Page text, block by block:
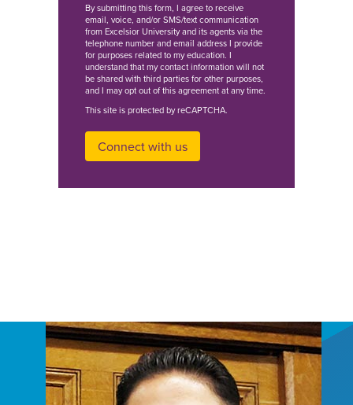
Bysubmitting this form, I agree to receive
email, voice, and/or SMS/text communication
from Excelsior University and its agents via the
telephone number and email address I provide
for purposes related to my education. I
understand that my contact information will not
be shared with third parties for other purposes,
and I may opt out of this agreement at any time.
This site is protected by reCAPTCHA.
Connect with us